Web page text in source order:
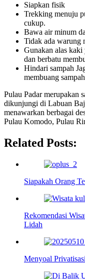
Siapkan fisik
Trekking menuju
cukup.
Bawa air minum
Tidak ada warung
Gunakan alas
dan berbatu
Hindari sampah
membuang
Pulau Padar merupakan
dikunjungi di Labuan
menawarkan berbagai
Pulau Komodo, Pulau
Related Posts:
Siapakah Orang
Rekomendasi
Lidah
Menyoal